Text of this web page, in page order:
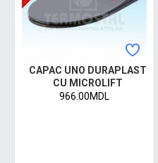
CAPAC UNO DURAPLAST
CU MICROLIFT
966.00MDL